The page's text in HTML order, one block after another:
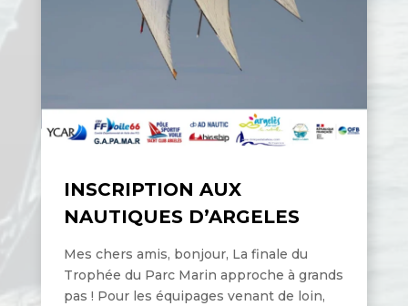
INSCRIPTION AUX
NAUTIQUES D’ARGELES
Mes chers amis, bonjour, La finale du
Trophée du Parc Marin approche à grands
pas ! Pour les équipages venant de loin,